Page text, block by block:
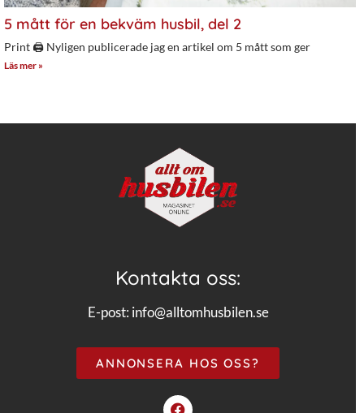
5 mått för en bekväm husbil, del 2
Print 🖨 Nyligen publicerade jag en artikel om 5 mått som ger
Läs mer »
Kontakta oss:
E-post: info@alltomhusbilen.se
ANNONSERA HOS OSS?